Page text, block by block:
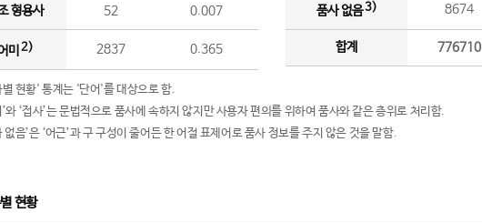
형용사 52 0.007
미 2) 2837 0.365
품사 없음3) 8674
합계 776710
현황' 통계는 '단어'를 대상으로 함.
와 ‘접사’는 문법적으로 품사에 속하지 않지만 사용자 편의를 위하여 품사와 같은 층위로 처리함.
없음’은 ‘어근’과 구 구성이 줄어든 한 어절 표제어로 품사 정보를 주지 않은 것을 말함.
현황